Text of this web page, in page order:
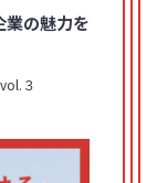
業の魅力を
３